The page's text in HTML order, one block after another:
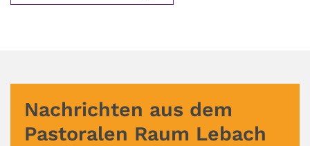
Nachrichten aus dem
Pastoralen Raum Lebach